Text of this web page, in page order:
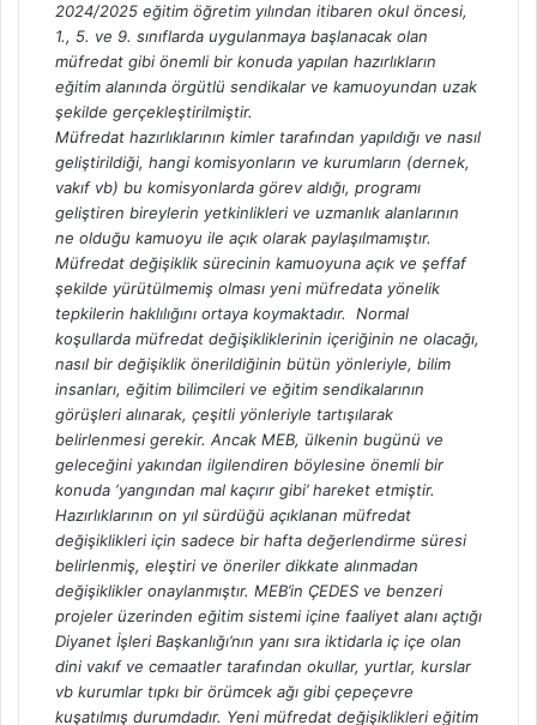
2024/2025 eğitim öğretim yılından itibaren okul öncesi,
1., 5. ve 9. sınıflarda uygulanmaya başlanacak olan
müfredat gibi önemli bir konuda yapılan hazırlıkların
eğitim alanında örgütlü sendikalar ve kamuoyundan uzak
şekilde gerçekleştirilmiştir.
Müfredat hazırlıklarının kimler tarafından yapıldığı ve nasıl
geliştirildiği, hangi komisyonların ve kurumların (dernek,
vakıf vb) bu komisyonlarda görev aldığı, programı
geliştiren bireylerin yetkinlikleri ve uzmanlık alanlarının
ne olduğu kamuoyu ile açık olarak paylaşılmamıştır.
Müfredat değişiklik sürecinin kamuoyuna açık ve şeffaf
şekilde yürütülmemiş olması yeni müfredata yönelik
tepkilerin haklılığını ortaya koymaktadır. Normal
koşullarda müfredat değişikliklerinin içeriğinin ne olacağı,
nasıl bir değişiklik önerildiğinin bütün yönleriyle, bilim
insanları, eğitim bilimcileri ve eğitim sendikalarının
görüşleri alınarak, çeşitli yönleriyle tartışılarak
belirlenmesi gerekir. Ancak MEB, ülkenin bugünü ve
geleceğini yakından ilgilendiren böylesine önemli bir
konuda ‘yangından mal kaçırır gibi’ hareket etmiştir.
Hazırlıklarının on yıl sürdüğü açıklanan müfredat
değişiklikleri için sadece bir hafta değerlendirme süresi
belirlenmiş, eleştiri ve öneriler dikkate alınmadan
değişiklikler onaylanmıştır. MEB’in ÇEDES ve benzeri
projeler üzerinden eğitim sistemi içine faaliyet alanı açtığı
Diyanet İşleri Başkanlığı’nın yanı sıra iktidarla iç içe olan
dini vakıf ve cemaatler tarafından okullar, yurtlar, kurslar
vb kurumlar tıpkı bir örümcek ağı gibi çepeçevre
kuşatılmış durumdadır. Yeni müfredat değişiklikleri eğitim